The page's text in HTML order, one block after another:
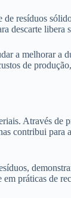
resíduos
descarte libera
a melhorar a
de
Através de
contribui para
práticas de